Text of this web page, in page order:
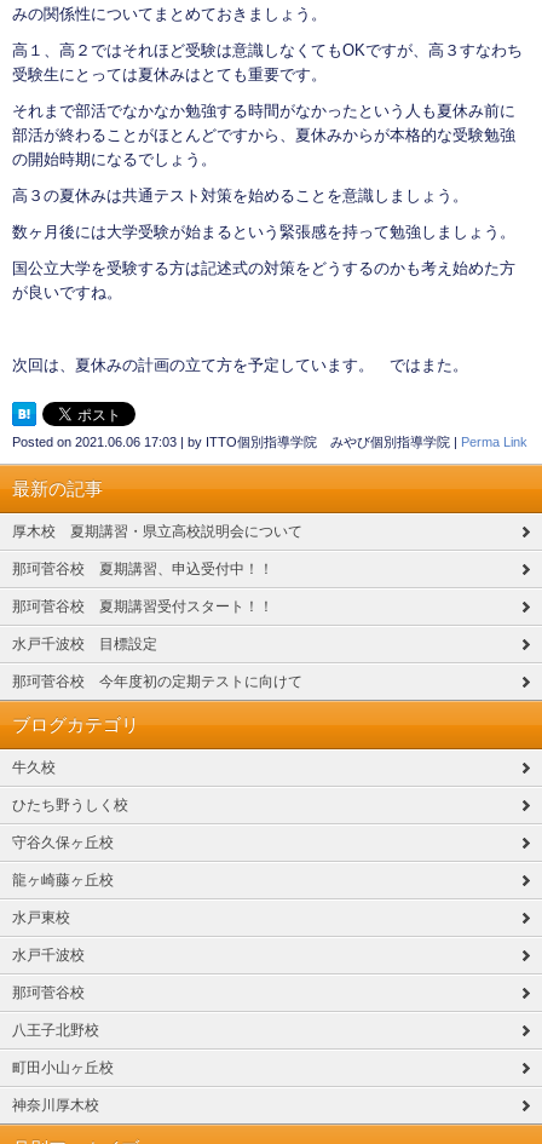
みの関係性についてまとめておきましょう。
高１、高２ではそれほど受験は意識しなくてもOKですが、高３すなわち
受験生にとっては夏休みはとても重要です。
それまで部活でなかなか勉強する時間がなかったという人も夏休み前に
部活が終わることがほとんどですから、夏休みからが本格的な受験勉強
の開始時期になるでしょう。
高３の夏休みは共通テスト対策を始めることを意識しましょう。
数ヶ月後には大学受験が始まるという緊張感を持って勉強しましょう。
国公立大学を受験する方は記述式の対策をどうするのかも考え始めた方
が良いですね。
次回は、夏休みの計画の立て方を予定しています。 ではまた。
Posted on 2021.06.06 17:03 | by ITTO個別指導学院 みやび個別指導学院 | Perma Link
最新の記事
厚木校 夏期講習・県立高校説明会について
那珂菅谷校 夏期講習、申込受付中！！
那珂菅谷校 夏期講習受付スタート！！
水戸千波校 目標設定
那珂菅谷校 今年度初の定期テストに向けて
ブログカテゴリ
牛久校
ひたち野うしく校
守谷久保ヶ丘校
龍ヶ崎藤ヶ丘校
水戸東校
水戸千波校
那珂菅谷校
八王子北野校
町田小山ヶ丘校
神奈川厚木校